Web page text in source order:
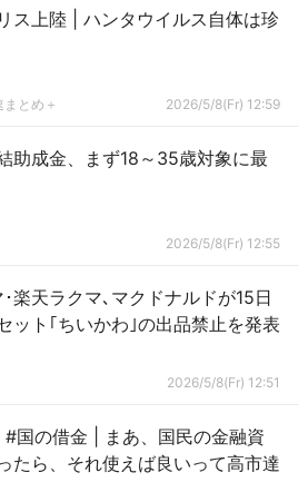
ルス自体は珍
とめ＋ 2026/5/8(Fr) 12:59
成金、まず18～35歳対象に最
2026/5/8(Fr) 12:55
楽天ラクマ､マクドナルドが15日
ット｢ちいかわ｣の出品禁止を発表
2026/5/8(Fr) 12:51
たら、それ使えば良いって高市達